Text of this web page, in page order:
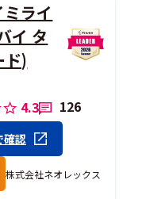
ライ
イ タ
ド)
4.3 126
確認
株式会社ネオレックス